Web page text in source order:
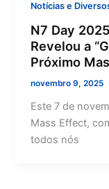
Notícias e
N7 Day
Revelou a
Próximo
novembro 9, 2025
Este 7 de
Mass Effect,
todos nós